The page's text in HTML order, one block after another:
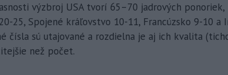
výzbroj USA tvorí 65–70 jadrových ponoriek,
25, Spojené kráľovstvo 10-11, Francúzsko 9-10 a
čísla sú utajované a rozdielna je aj ich kvalita
než počet.